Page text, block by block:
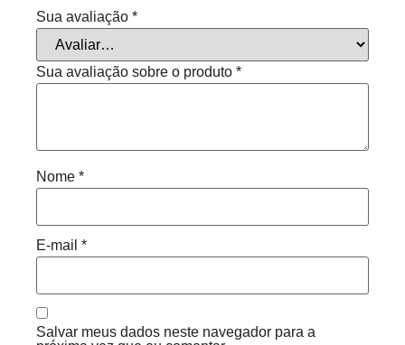
Sua avaliação *
Sua avaliação sobre o produto *
Nome *
E-mail *
Salvar meus dados neste navegador para a